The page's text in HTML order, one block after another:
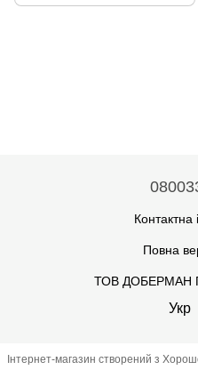
Контактна
Повна
ТОВ ДОБЕРМАН
Укр
Інтернет-магазин створений з